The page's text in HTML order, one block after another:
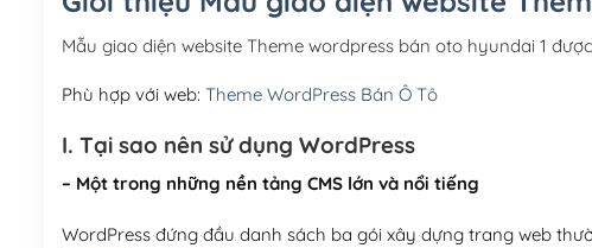
Mẫu giao diện website Theme wordpress bán oto hyundai 1
Phù hợp với web: Theme WordPress Bán Ô Tô
I. Tại sao nên sử dụng WordPress
– Một trong những nền tảng CMS lớn và nổi tiếng
WordPress đứng đầu danh sách ba gói xây dựng trang web